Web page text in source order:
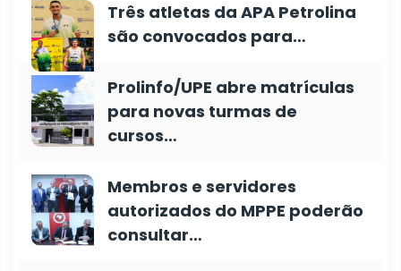
Três atletas da APA Petrolina
são convocados para…
Prolinfo/UPE abre matrículas
para novas turmas de
cursos…
Membros e servidores
autorizados do MPPE poderão
consultar…